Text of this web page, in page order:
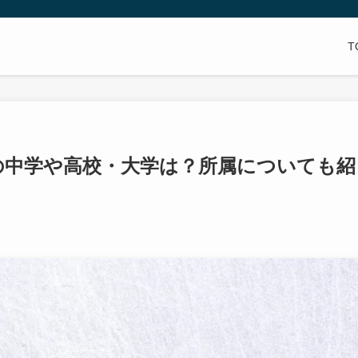
学や高校・大学は？所属についても紹